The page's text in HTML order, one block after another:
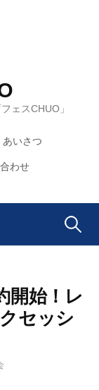
ェスCHUO」
あいさつ
わせ
検
開始！レ
セッシ